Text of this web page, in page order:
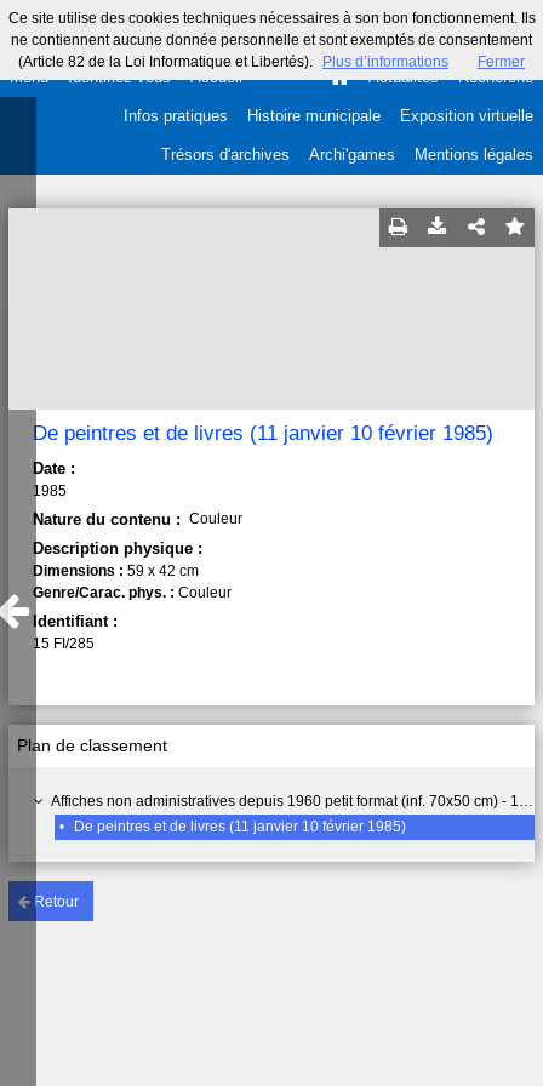
Ce site utilise des cookies techniques nécessaires à son bon fonctionnement. Ils
ne contiennent aucune donnée personnelle et sont exemptés de consentement
(Article 82 de la Loi Informatique et Libertés).
Plus d’informations Fermer
Menu Identifiez-vous Accueil Actualités Recherche
Infos pratiques Histoire municipale Exposition virtuelle
Trésors d'archives Archi'games Mentions légales
Retour
Plan de classement
Affiches non administratives depuis 1960 petit format (inf. 70x50 cm) - 15 FI
•
De peintres et de livres (11 janvier 10 février 1985)
De peintres et de livres (11 janvier 10 février 1985)
Date :
1985
Nature du contenu : Couleur
Description physique :
Dimensions : 59 x 42 cm
Genre/Carac. phys. : Couleur
Identifiant :
15 FI/285